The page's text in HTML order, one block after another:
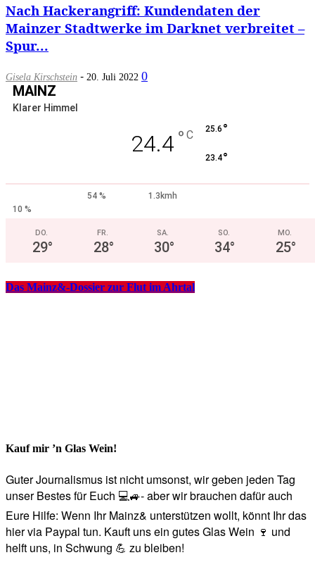
Nach Hackerangriff: Kundendaten der
Mainzer Stadtwerke im Darknet verbreitet –
Spur...
Gisela Kirschstein - 20. Juli 2022 0
MAINZ
Klarer Himmel
24.4 ° C 25.6 °
23.4°
54 %
1.3kmh
10 %
DO.
29°
FR.
28°
SA.
30°
SO.
34°
MO.
25°
Das Mainz&-Dossier zur Flut im Ahrtal
Kauf mir ’n Glas Wein!
Guter Journalismus ist nicht umsonst, wir geben jeden Tag
unser Bestes für Euch 💻🚙- aber wir brauchen dafür auch
Eure Hilfe: Wenn Ihr Mainz& unterstützen wollt, könnt Ihr das
hier via Paypal tun. Kauft uns ein gutes Glas Wein 🍷 und
helft uns, in Schwung 💪 zu bleiben!